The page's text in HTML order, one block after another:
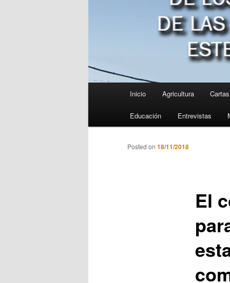
Inicio Agricultura
Educación Entrevistas
El
Posted on 18/11/2018